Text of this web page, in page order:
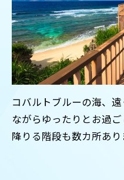
コバルトブルーの海、
ながらゆったりとお過
降りる階段も数カ所あり